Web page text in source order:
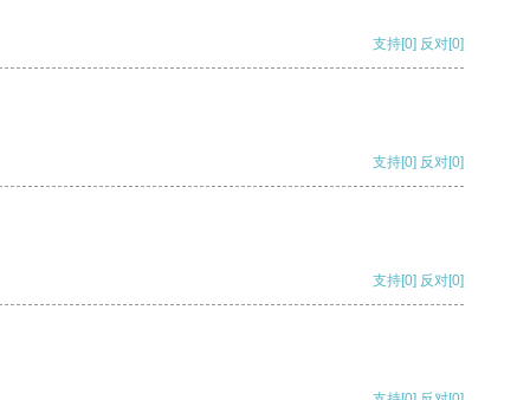
支持[0] 反对[0]
支持[0] 反对[0]
支持[0] 反对[0]